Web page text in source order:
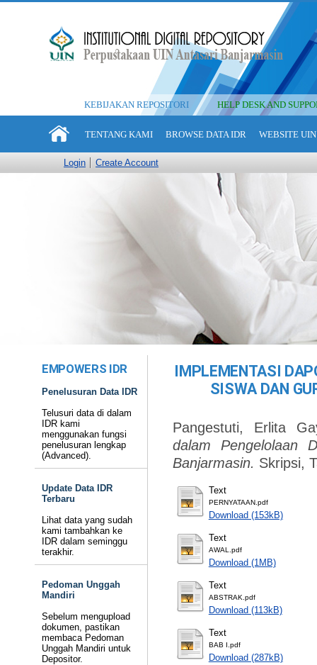
KEBIJAKAN REPOSITORI HELP DESK AND
TENTANG KAMI BROWSE DATA IDR WEBSITE
Login Create Account
EMPOWERS IDR
Penelusuran Data IDR
Telusuri data di dalam
IDR kami
menggunakan fungsi
penelusuran lengkap
(Advanced).
Update Data IDR
Terbaru
Lihat data yang sudah
kami tambahkan ke
IDR dalam seminggu
terakhir.
Pedoman Unggah
Mandiri
Sebelum mengupload
dokumen, pastikan
membaca Pedoman
Unggah Mandiri untuk
Depositor.
IMPLEMENTASI
SISWA DAN
Pangestuti, Erlita
dalam Pengelolaan
Banjarmasin. Skripsi,
Text
PERNYATAAN.pdf
Download (153kB)
Text
AWAL.pdf
Download (1MB)
Text
ABSTRAK.pdf
Download (113kB)
Text
BAB I.pdf
Download (287kB)